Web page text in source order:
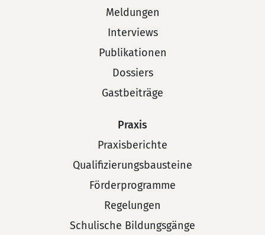
Meldungen
Interviews
Publikationen
Dossiers
Gastbeiträge
Praxis
Praxisberichte
Qualifizierungsbausteine
Förderprogramme
Regelungen
Schulische Bildungsgänge